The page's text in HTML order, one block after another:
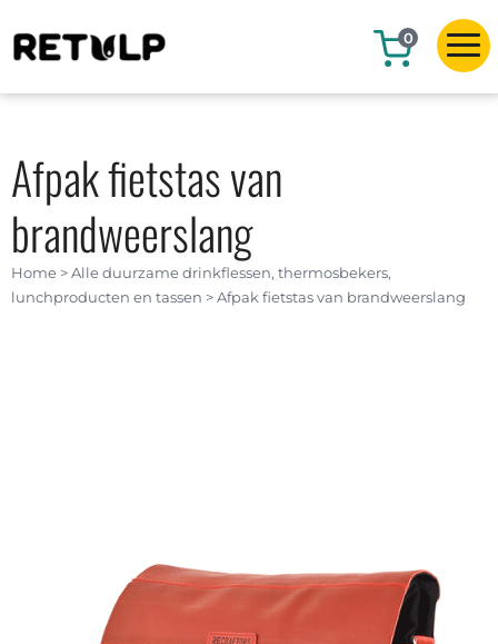
0
Home >Alle duurzame drinkflessen, thermosbekers,
lunchproducten en tassen >Afpak fietstas van brandweerslang
Afpak fietstas van
brandweerslang